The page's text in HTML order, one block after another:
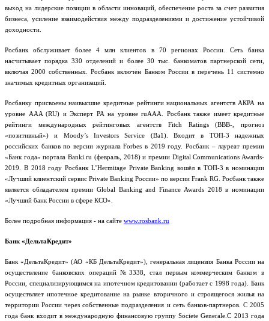
выход на лидерские позиции в области инноваций, обеспечение роста за счет развития
бизнеса, усиление взаимодействия между подразделениями и достижение устойчивой
доходности.
Росбанк обслуживает более 4 млн клиентов в 70 регионах России. Сеть банка
насчитывает порядка 330 отделений и более 30 тыс. банкоматов партнерской сети,
включая 2000 собственных. Росбанк включен Банком России в перечень 11 системно
значимых кредитных организаций.
Росбанку присвоены наивысшие кредитные рейтинги национальных агентств АКРА на
уровне AAA (RU) и Эксперт РА на уровне ruААА. Росбанк также имеет кредитные
рейтинги международных рейтинговых агентств Fitch Ratings (BBB-, прогноз
«позитивный») и Moody’s Investors Service (Ba1). Входит в ТОП-3 надежных
российских банков по версии журнала Forbes в 2019 году. Росбанк – лауреат премии
«Банк года» портала Banki.ru (февраль, 2018) и премии Digital Communications Awards-
2019. В 2018 году Росбанк L’Hermitage Private Banking вошёл в ТОП-3 в номинации
«Лучший клиентский сервис Private Banking России» по версии Frank RG. Росбанк также
является обладателем премии Global Banking and Finance Awards 2018 в номинации
«Лучший банк России в сфере КСО».
Более подробная информация - на сайте www.rosbank.ru
Банк «ДельтаКредит»
Банк «ДельтаКредит» (АО «КБ ДельтаКредит»), генеральная лицензия Банка России на
осуществление банковских операций №3338, стал первым коммерческим банком в
России, специализирующимся на ипотечном кредитовании (работает с 1998 года). Банк
осуществляет ипотечное кредитование на рынке вторичного и строящегося жилья на
территории России через собственные подразделения и сеть банков-партнеров. С 2005
года банк входит в международную финансовую группу Societe Generale.С 2013 года